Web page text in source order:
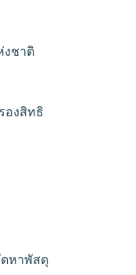
งชาติ
องสิทธิ
ดหาพัสดุ